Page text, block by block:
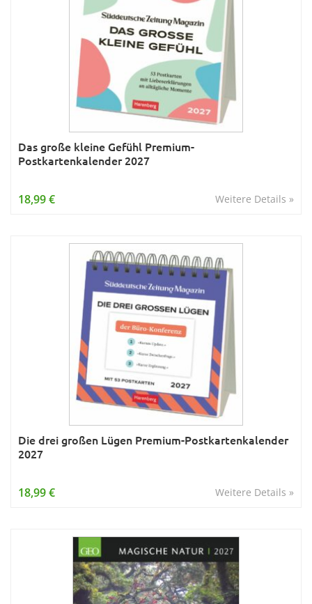
Das große kleine Gefühl Premium-
Postkartenkalender 2027
Weitere Details »
18,99 €
Die drei großen Lügen Premium-Postkartenkalender
2027
Weitere Details »
18,99 €